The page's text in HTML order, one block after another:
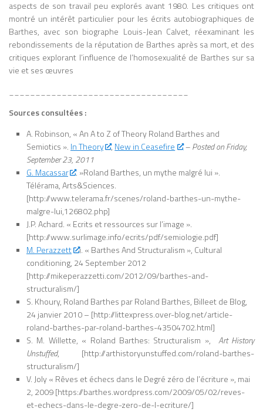
aspects de son travail peu explorés avant 1980. Les critiques ont
montré un intérêt particulier pour les écrits autobiographiques de
Barthes, avec son biographe Louis-Jean Calvet, réexaminant les
rebondissements de la réputation de Barthes après sa mort, et des
critiques explorant l’influence de l’homosexualité de Barthes sur sa
vie et ses œuvres
Sources consultées :
A. Robinson, « An A to Z of Theory Roland Barthes and
Semiotics ». In Theory , New in Ceasefire
– Posted on Friday,
September 23, 2011
G. Macassar
. »Roland Barthes, un mythe malgré lui ».
Télérama, Arts&Sciences.
[http://www.telerama.fr/scenes/roland-barthes-un-mythe-
malgre-lui,126802.php]
J.P. Achard. « Ecrits et ressources sur l’image ».
[http://www.surlimage.info/ecrits/pdf/semiologie.pdf]
M. Perazzett
i. « Barthes And Structuralism », Cultural
conditioning, 24 September 2012
[http://mikeperazzetti.com/2012/09/barthes-and-
structuralism/]
S. Khoury, Roland Barthes par Roland Barthes, Billeet de Blog,
24 janvier 2010 – [http://littexpress.over-blog.net/article-
roland-barthes-par-roland-barthes-43504702.html]
S. M. Willette, « Roland Barthes: Structuralism », Art History
Unstuffed, [http://arthistoryunstuffed.com/roland-barthes-
structuralism/]
V. Joly « Rêves et échecs dans le Degré zéro de l’écriture », mai
2, 2009 [https://barthes.wordpress.com/2009/05/02/reves-
et-echecs-dans-le-degre-zero-de-l-ecriture/]